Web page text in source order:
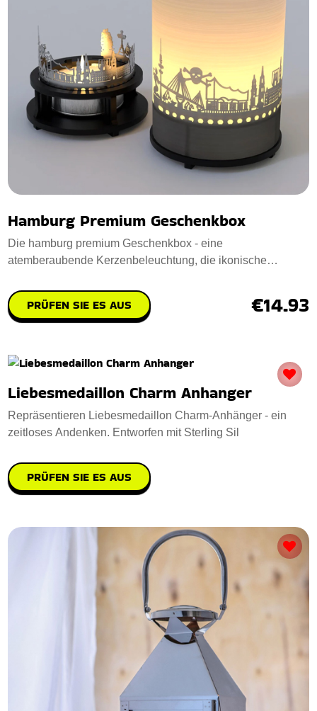
Hamburg Premium Geschenkbox
Die hamburg premium Geschenkbox - eine
atemberaubende Kerzenbeleuchtung, die ikonische
PRÜFEN SIE ES AUS €14.93
Liebesmedaillon Charm Anhanger
Repräsentieren Liebesmedaillon Charm-Anhänger - ein
zeitloses Andenken. Entworfen mit Sterling Sil
PRÜFEN SIE ES AUS